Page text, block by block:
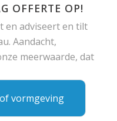
OFFERTE OP!
en adviseert en tilt
Aandacht,
meerwaarde, dat
vormgeving